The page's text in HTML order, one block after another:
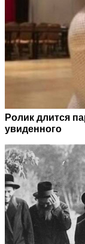
Ролик длится
увиденного